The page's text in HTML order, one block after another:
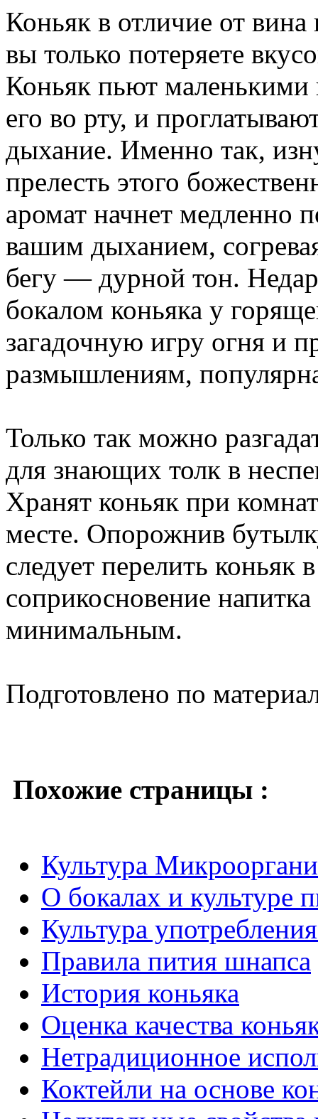
Коньяк в отличие от
вы только потеряете
Коньяк пьют маленькими
его во рту, и
дыхание. Именно так,
прелесть этого
аромат начнет медленно
вашим дыханием,
бегу — дурной тон.
бокалом коньяка у
загадочную игру огня и
размышлениям,
Только так можно
для знающих толк в
Хранят коньяк при
месте. Опорожнив
следует перелить коньяк
соприкосновение
минимальным.
Подготовлено по
Похожие страницы :
Культура
О бокалах и культуре
Культура
Правила пития шнапса
История коньяка
Оценка качества
Нетрадиционное
Коктейли на основе